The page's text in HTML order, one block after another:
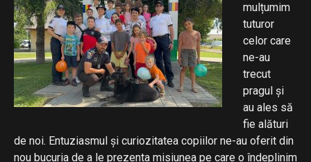
mulțumim
tuturor
celor care
ne-au
trecut
pragul și
au ales să
fie alături
de noi. Entuziasmul și curiozitatea copiilor ne-au oferit din
nou bucuria de a le prezenta misiunea pe care o îndeplinim